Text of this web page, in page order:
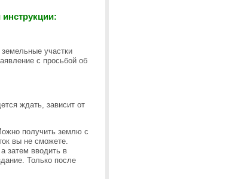
участки
с просьбой об
ждать, зависит от
получить землю с
вы не сможете.
затем вводить в
Только после